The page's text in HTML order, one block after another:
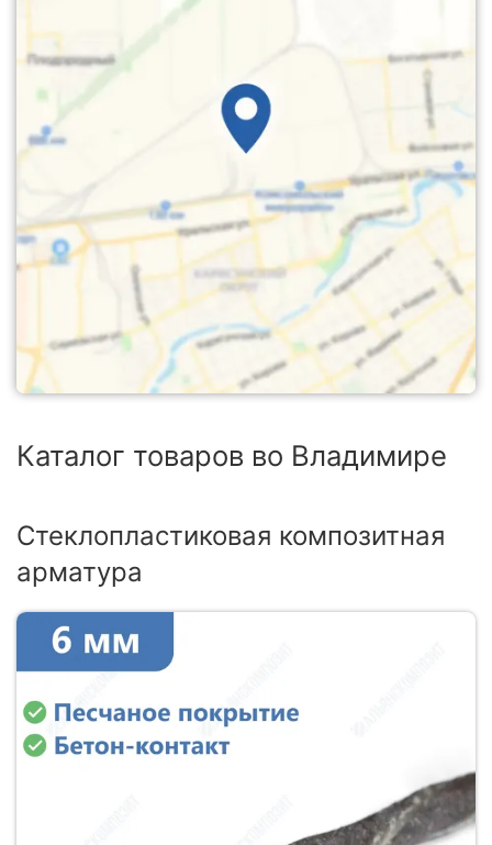
Каталог товаров во Владимире
Стеклопластиковая композитная
арматура